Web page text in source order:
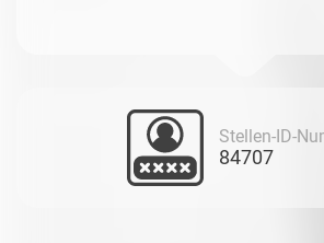
Stellen-ID-
84707